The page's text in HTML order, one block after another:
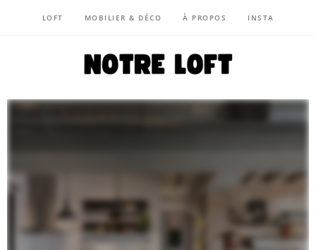
LOFT MOBILIER & DÉCO À PROPOS INSTA